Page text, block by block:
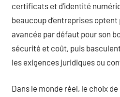
certificats et d’identité
beaucoup d’entreprises
avancée par défaut pour son
sécurité et coût, puis
les exigences juridiques ou
Dans le monde réel, le choix de